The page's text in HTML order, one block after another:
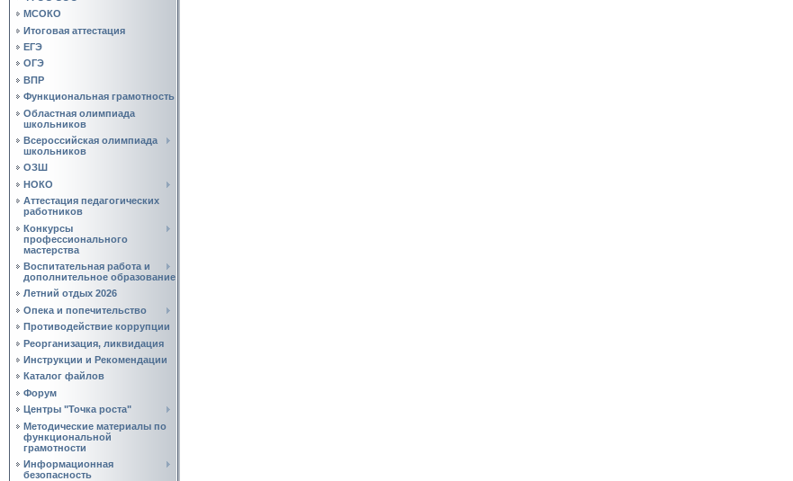
МСОКО
Итоговая аттестация
ЕГЭ
ОГЭ
ВПР
Функциональная грамотность
Областная олимпиада
школьников
Всероссийская олимпиада
школьников
ОЗШ
НОКО
Аттестация педагогических
работников
Конкурсы
профессионального
мастерства
Воспитательная работа и
дополнительное образование
Летний отдых 2026
Опека и попечительство
Противодействие коррупции
Реорганизация, ликвидация
Инструкции и Рекомендации
Каталог файлов
Форум
Центры "Точка роста"
Методические материалы по
функциональной
грамотности
Информационная
безопасность